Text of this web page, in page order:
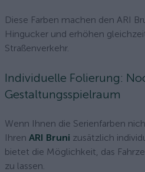
Diese Farben machen den ARI
Hingucker und erhöhen
Straßenverkehr.
Individuelle Folierung:
Gestaltungsspielraum
Wenn Ihnen die Serienfarben
Ihren ARI Bruni zusätzlich
bietet die Möglichkeit, das
zu lassen.